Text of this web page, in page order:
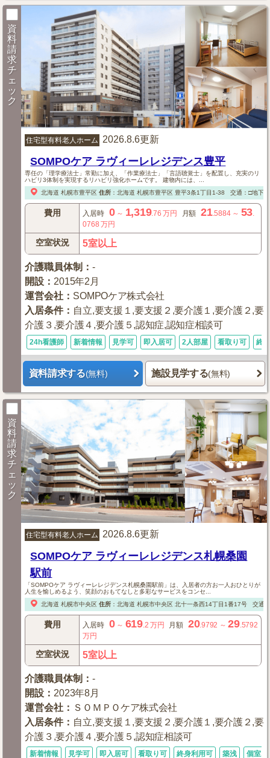
資
料
請
求
チ
ェ
ッ
ク
住宅型有料老人ホーム 2026.8.6更新
SOMPOケア ラヴィーレレジデンス豊平
専任の「理学療法士」常勤に加え、「作業療法士」「言語聴覚士」を配置し、充実のリ
ハビリ3体制を実現するリハビリ強化ホームです。 建物内には、...
北海道 札幌市豊平区 住所： 北海道 札幌市豊平区豊平3条1丁目1-38 交通：□地下
費用 入居時 0～ 1,319.76 万円 月額 21.5884～ 53.
0768 万円
空室状況 5室以上
介護職員体制 ：-
開設 ： 2015年2月
運営会社 ： SOMPOケア株式会社
入居条件： 自立,要支援１,要支援２,要介護１,要介護２,要
介護３,要介護４,要介護５,認知症,認知症相談可
24h看護師 新着情報 見学可 即入居可 2人部屋 看取り可 終
資料請求する(無料) 施設見学する(無料)
資
料
請
求
チ
ェ
ッ
ク
住宅型有料老人ホーム 2026.8.6更新
SOMPOケア ラヴィーレレジデンス札幌桑園
駅前
「SOMPOケア ラヴィーレレジデンス札幌桑園駅前」は、入居者の方お一人おひとりが
人生を愉しめるよう、笑顔のおもてなしと多彩なサービスをコンセ...
北海道 札幌市中央区 住所： 北海道 札幌市中央区北十一条西14丁目1番17号 交通
費用 入居時 0～ 619.2 万円 月額 20.9792 ～29.5792
万円
空室状況 5室以上
介護職員体制 ：-
開設 ： 2023年8月
運営会社 ： ＳＯＭＰＯケア株式会社
入居条件： 自立,要支援１,要支援２,要介護１,要介護２,要
介護３,要介護４,要介護５,認知症相談可
新着情報 見学可 即入居可 看取り可 終身利用可 築浅 個室あ